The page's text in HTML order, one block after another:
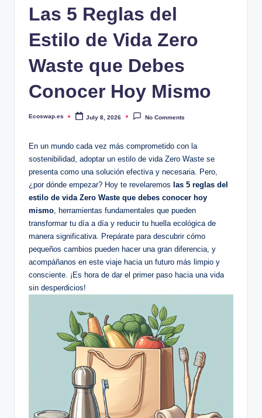
Las 5 Reglas del
Estilo de Vida Zero
Waste que Debes
Conocer Hoy Mismo
Posted
Ecoswap.es July 8, 2026 No Comments
En un mundo cada vez más comprometido con la
sostenibilidad, adoptar un estilo de vida Zero Waste se
presenta como una solución efectiva y necesaria. Pero,
¿por dónde empezar? Hoy te revelaremos las 5 reglas del
estilo de vida Zero Waste que debes conocer hoy
mismo, herramientas fundamentales que pueden
transformar tu día a día y reducir tu huella ecológica de
manera significativa. Prepárate para descubrir cómo
pequeños cambios pueden hacer una gran diferencia, y
acompáñanos en este viaje hacia un futuro más limpio y
consciente. ¡Es hora de dar el primer paso hacia una vida
sin desperdicios!